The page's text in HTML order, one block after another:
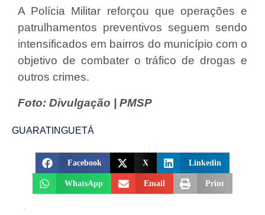
A Polícia Militar reforçou que operações e
patrulhamentos preventivos seguem sendo
intensificados em bairros do município com o
objetivo de combater o tráfico de drogas e
outros crimes.
Foto: Divulgação | PMSP
GUARATINGUETÁ
Facebook X Linkedin
WhatsApp Email Print